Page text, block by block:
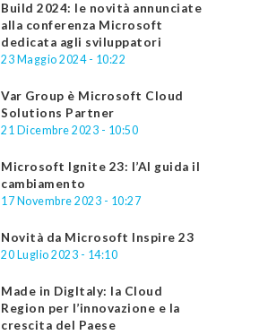
Build 2024: le novità annunciate
alla conferenza Microsoft
dedicata agli sviluppatori
23 Maggio 2024 - 10:22
Var Group è Microsoft Cloud
Solutions Partner
21 Dicembre 2023 - 10:50
Microsoft Ignite 23: l’AI guida il
cambiamento
17 Novembre 2023 - 10:27
Novità da Microsoft Inspire 23
20 Luglio 2023 - 14:10
Made in DigItaly: la Cloud
Region per l’innovazione e la
crescita del Paese